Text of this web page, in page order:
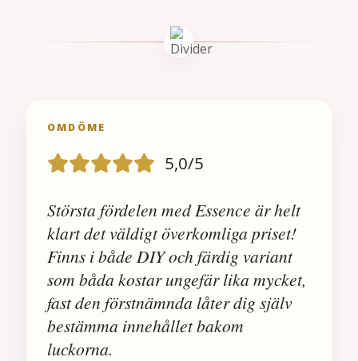
OMDÖME
5,0/5
Största fördelen med Essence är helt
klart det väldigt överkomliga priset!
Finns i både DIY och färdig variant
som båda kostar ungefär lika mycket,
fast den förstnämnda låter dig själv
bestämma innehållet bakom
luckorna.